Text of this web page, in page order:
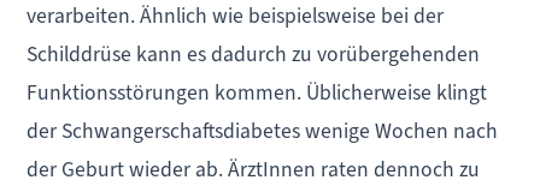
verarbeiten. Ähnlich wie beispielsweise bei der
Schilddrüse kann es dadurch zu vorübergehenden
Funktionsstörungen kommen. Üblicherweise klingt
der Schwangerschaftsdiabetes wenige Wochen nach
der Geburt wieder ab. ÄrztInnen raten dennoch zu